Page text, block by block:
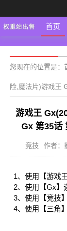
首页
轻松 校园
您现在的位置是：
险,魔法片)游戏王
游戏王
Gx 第35话
竞技 作者：
1、使用【游戏
2、使用【Gx】
3、使用【竞技
4、使用【三角